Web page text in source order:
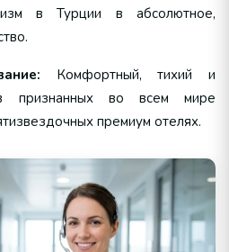
в Турции в абсолютное,
Комфортный, тихий и
признанных во всем мире
премиум отелях.